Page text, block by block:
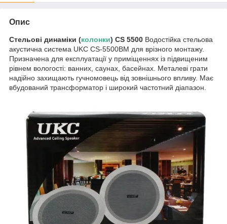
Опис
Стельові динаміки (колонки) CS 5500 Водостійка стельова
акустична система UKC CS-5500BM для врізного монтажу.
Призначена для експлуатації у приміщеннях із підвищеним
рівнем вологості: ванних, саунах, басейнах. Металеві грати
надійно захищають гучномовець від зовнішнього впливу. Має
вбудований трансформатор і широкий частотний діапазон.